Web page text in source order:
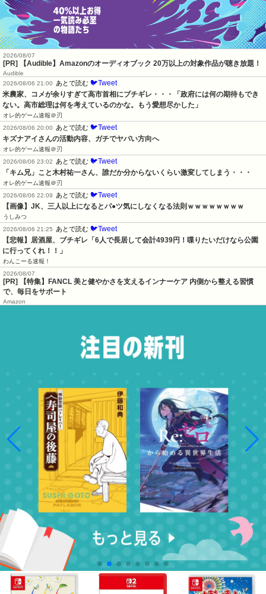
2026/08/07
[PR] 【Audible】Amazonのオーディオブック 20万以上の対象作品が聴き放題！
Audible
2026/08/06 21:00
あとで読む 🐦Tweet
米農家、コメが余りすぎて高市首相にブチギレ・・・「政府には何の期待もでき
ない。高市総理は何を考えているのかな。もう愛想尽かした」
オレ的ゲーム速報＠刃
2026/08/06 20:00
あとで読む 🐦Tweet
キズナアイさんの活動内容、ガチでヤバい方向へ
オレ的ゲーム速報＠刃
2026/08/06 23:02
あとで読む 🐦Tweet
「キム兄」こと木村祐一さん、誰だか分からないくらい激変してしまう・・・
オレ的ゲーム速報＠刃
2026/08/06 22:09
あとで読む 🐦Tweet
【画像】JK、三人以上になるとパ●ツ気にしなくなる法則ｗｗｗｗｗｗｗｗ
うしみつ
2026/08/06 21:25
あとで読む 🐦Tweet
【悲報】居酒屋、ブチギレ「6人で長居して会計4939円！喋りたいだけなら公園
に行ってくれ！！」
わんこーる速報！
2026/08/07
[PR] 【特集】FANCL 美と健やかさを支えるインナーケア 内側から整える習慣
で、毎日をサポート
Amazon